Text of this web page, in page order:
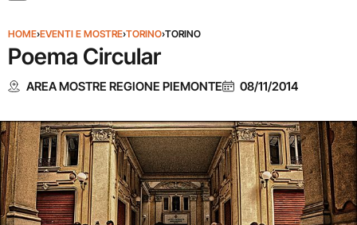
HOME›EVENTI E MOSTRE›TORINO›TORINO
Poema Circular
AREA MOSTRE REGIONE PIEMONTE 08/11/2014